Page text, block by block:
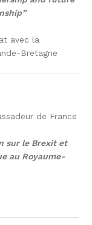
avec la
Bretagne
de France
sur le Brexit et
au Royaume-